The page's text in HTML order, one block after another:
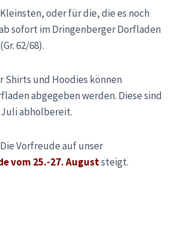
oder für die, die es noch
sofort im Dringenberger Dorfladen
62/68).
Shirts und Hoodies können
abgegeben werden. Diese sind
Juli abholbereit.
Vorfreude auf unser
vom 25.-27. Auguststeigt.